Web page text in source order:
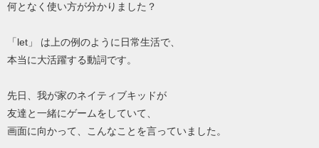
何となく使い方が分かりました？
「let」 は上の例のように日常生活で、
本当に大活躍する動詞です。
先日、我が家のネイティブキッドが
友達と一緒にゲームをしていて、
画面に向かって、こんなことを言っていました。